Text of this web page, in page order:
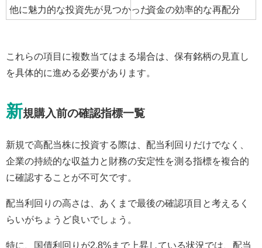
他に魅力的な投資先が見つかった資金の効率的な再配分
これらの項目に複数当てはまる場合は、保有銘柄の見直し
を具体的に進める必要があります。
新規購入前の確認指標一覧
新規で高配当株に投資する際は、配当利回りだけでなく、
企業の持続的な収益力と財務の安定性を測る指標を複合的
に確認することが不可欠です。
配当利回りの高さは、あくまで最後の確認項目と考えるく
らいがちょうど良いでしょう。
特に、国債利回りが2.8%まで上昇している状況では、配当